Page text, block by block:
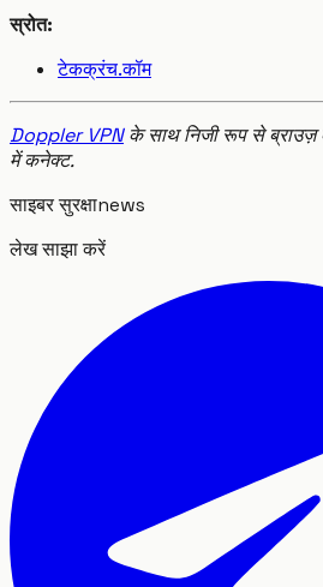
स्रोत:
टेकक्रंच.कॉम
Doppler VPNके साथ निजी रूप से ब्राउज़
में कनेक्ट.
साइबर सुरक्षाnews
लेख साझा करें